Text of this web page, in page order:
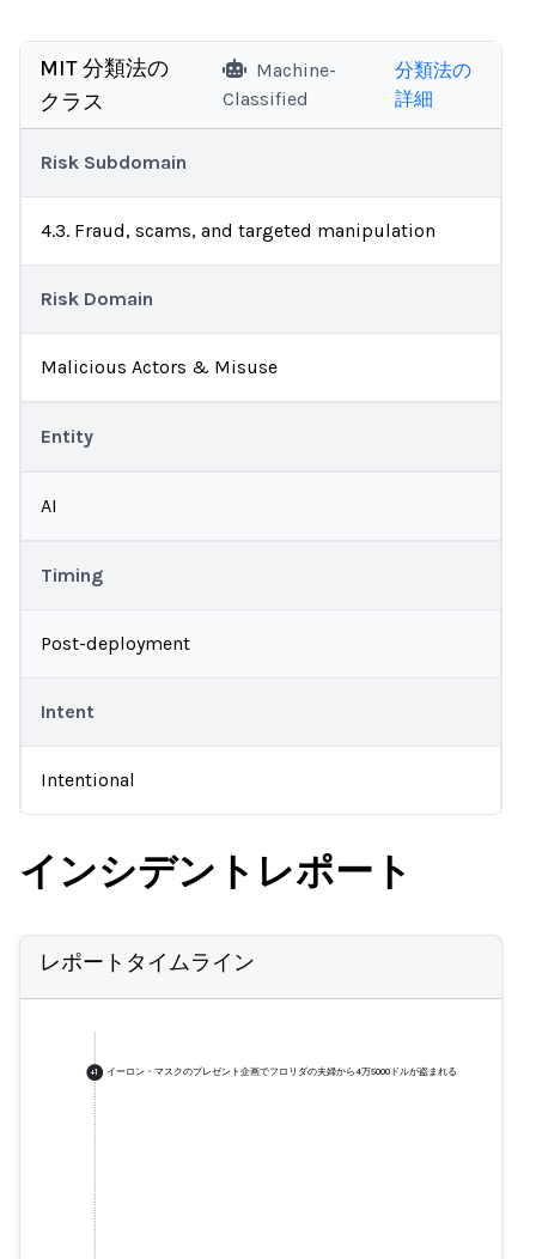
MIT 分類法の
クラス
Machine-
Classified
分類法の
詳細
Risk Subdomain
4.3. Fraud, scams, and targeted manipulation
Risk Domain
Malicious Actors & Misuse
Entity
AI
Timing
Post-deployment
Intent
Intentional
インシデントレポート
レポートタイムライン
+1 イーロン・マスクのプレゼント企画でフロリダの夫婦から4万5000ドルが盗まれる